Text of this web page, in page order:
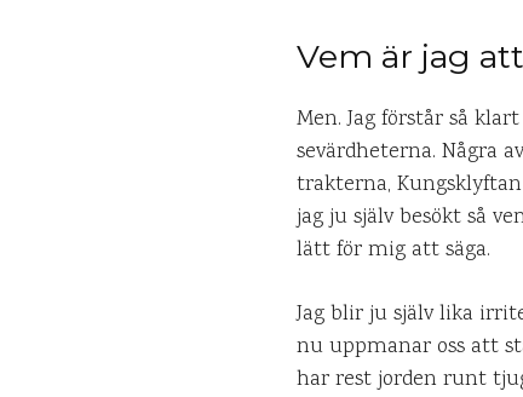
Vem är jag
Men. Jag förstår så
sevärdheterna. Några
trakterna,
jag ju själv besökt så
lätt för mig att säga.
Jag blir ju själv lika
nu uppmanar oss att
har rest jorden runt